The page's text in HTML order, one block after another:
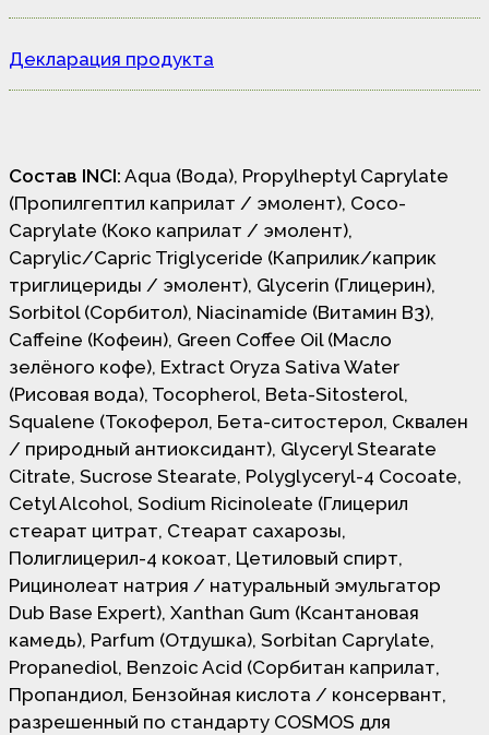
Декларация продукта
Состав INCI: Aqua (Вода), Propylheptyl Caprylate
(Пропилгептил каприлат / эмолент), Coco-
Caprylate (Коко каприлат / эмолент),
Caprylic/Capric Triglyceride (Каприлик/каприк
триглицериды / эмолент), Glycerin (Глицерин),
Sorbitol (Сорбитол), Niacinamide (Витамин В3),
Caffeine (Кофеин), Green Coffee Oil (Масло
зелёного кофе), Extract Oryza Sativa Water
(Рисовая вода), Tocopherol, Beta-Sitosterol,
Squalene (Токоферол, Бета-ситостерол, Сквален
/ природный антиоксидант), Glyceryl Stearate
Citrate, Sucrose Stearate, Polyglyceryl-4 Cocoate,
Cetyl Alcohol, Sodium Ricinoleate (Глицерил
стеарат цитрат, Стеарат сахарозы,
Полиглицерил-4 кокоат, Цетиловый спирт,
Рицинолеат натрия / натуральный эмульгатор
Dub Base Expert), Xanthan Gum (Ксантановая
камедь), Parfum (Отдушка), Sorbitan Caprylate,
Propanediol, Benzoic Acid (Сорбитан каприлат,
Пропандиол, Бензойная кислота / консервант,
разрешенный по стандарту COSMOS для